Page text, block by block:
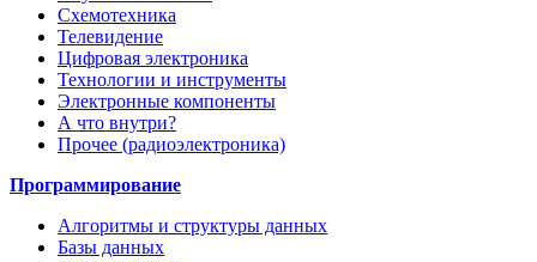
Схемотехника
Телевидение
Цифровая электроника
Технологии и инструменты
Электронные компоненты
А что внутри?
Прочее (радиоэлектроника)
Программирование
Алгоритмы и структуры данных
Базы данных